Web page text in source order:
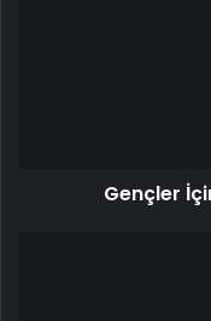
Gençler